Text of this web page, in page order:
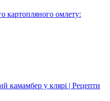
картопляного омлету:
камамбер у клярі | Рецепти